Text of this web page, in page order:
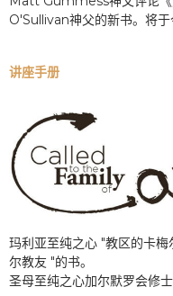
O'Sullivan神父的新书。将于
讲座手册
玛利亚至纯之心 "教区的卡
尔教友 "的书。
圣母至纯之心加尔默罗会修